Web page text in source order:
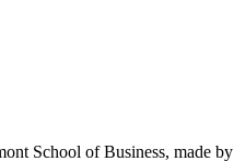
School of Business, made by